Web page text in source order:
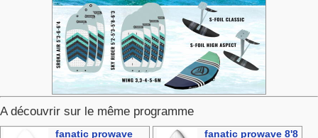
A découvrir sur le même programme
fanatic prowave
fanatic prowave 8'8